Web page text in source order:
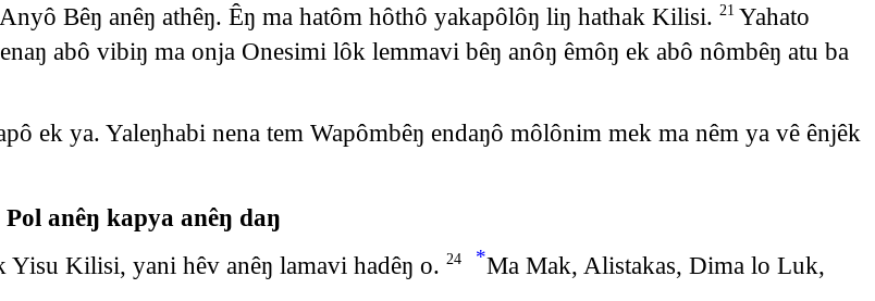
Bêŋ anêŋ athêŋ. Êŋ ma hatôm hôthô yakapôlôŋ liŋ hathak Kilisi. 21 Yahato
abô vibiŋ ma onja Onesimi lôk lemmavi bêŋ anôŋ êmôŋ ek abô nômbêŋ atu ba
ek ya. Yaleŋhabi nena tem Wapômbêŋ endaŋô môlônim mek ma nêm ya vê ênjêk
Pol anêŋ kapya anêŋ daŋ
Yisu Kilisi, yani hêv anêŋ lamavi hadêŋ o. 24 *Ma Mak, Alistakas, Dima lo Luk,